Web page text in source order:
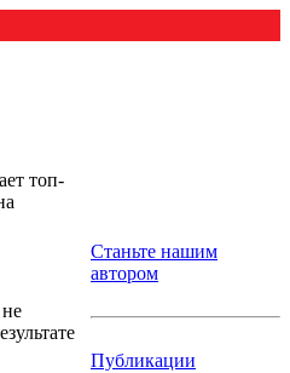
топ-
Станьте нашим
автором
Публикации